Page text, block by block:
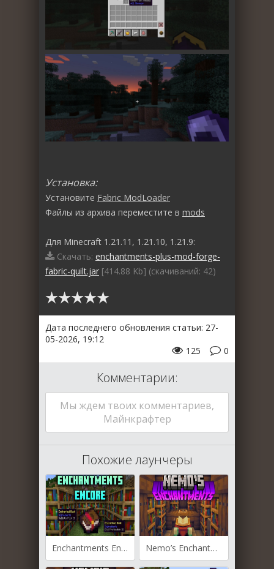
Установка:
Установите Fabric ModLoader
Файлы из архива переместите в mods
Для Minecraft 1.21.11, 1.21.10, 1.21.9:
Скачать: enchantments-plus-mod-forge-
fabric-quilt.jar [414.88 Kb] (cкачиваний: 42)
Дата последнего обновления статьи: 27-
05-2026, 19:12
0
125
Комментарии:
Мы ждем твоих комментариев,
Майнкрафтер
Похожие лаунчеры
Enchantments Encore для Майнкрафт [1.21.5, 1.21.4, 1.21.3] Nemo’s Enchantments для Майнкрафт [1.21.5, 1.21.4, 1.21.3]